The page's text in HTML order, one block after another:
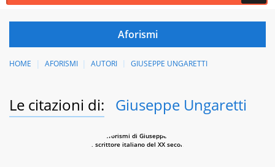
HOME AFORISMI AUTORI GIUSEPPE UNGARETTI
Le citazioni di: Giuseppe Ungaretti